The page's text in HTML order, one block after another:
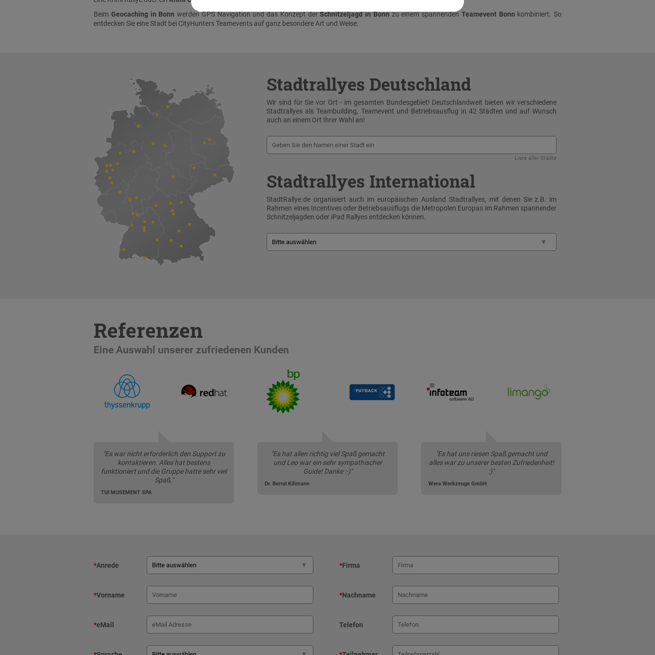
Beim Geocaching in Bonn werden GPS Navigation und das Konzept derSchnitzeljagd in Bonn zu einem spannenden Teamevent Bonn kombiniert. So
entdecken Sie eine Stadt bei CityHunters Teamevents auf ganz besondere Art und Weise.
Stadtrallyes Deutschland
Wir sind für Sie vor Ort - im gesamten Bundesgebiet! Deutschlandweit bieten wir verschiedene
Stadtrallyes als Teambuilding, Teamevent und Betriebsausflug in 42 Städten und auf Wunsch
auch an einem Ort Ihrer Wahl an!
Liste aller Städte
Stadtrallyes International
StadtRallye.de organisiert auch im europäischen Ausland Stadtrallyes, mit denen Sie z.B. im
Rahmen eines Incentives oder Betriebsausflugs die Metropolen Europas im Rahmen spannender
Schnitzeljagden oder iPad Rallyes entdecken können.
Referenzen
Eine Auswahl unserer zufriedenen Kunden
"Es war nicht erforderlich den Support zu
kontaktieren. Alles hat bestens
funktioniert und die Gruppe hatte sehr viel
Spaß."
TUI MUSEMENT SPA
"Es hat allen richtig viel Spaß gemacht
und Leo war ein sehr sympathischer
Guide! Danke :-)"
Dr. Bernd Kilimann
"Es hat uns riesen Spaß gemacht und
alles war zu unserer besten Zufriedenheit!
:)"
Wera Werkzeuge GmbH
*Anrede *Firma
*Vorname *Nachname
*eMail Telefon